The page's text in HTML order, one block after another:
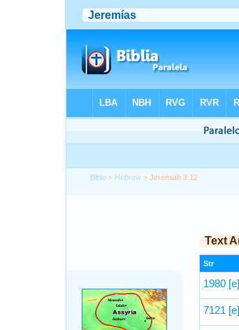
Bible > Hebrew > Jeremiah 3:12
Text
Str
1980 [e]
7121 [e]